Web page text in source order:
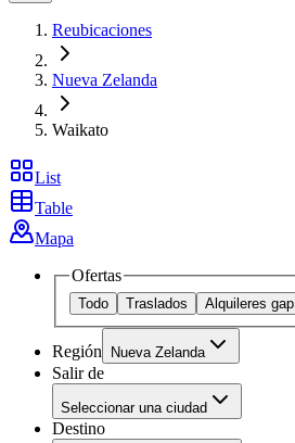
Reubicaciones
Nueva Zelanda
Waikato
List
Table
Mapa
Ofertas
Todo Traslados Alquileres gap
Región Nueva Zelanda
Salir de
Seleccionar una ciudad
Destino